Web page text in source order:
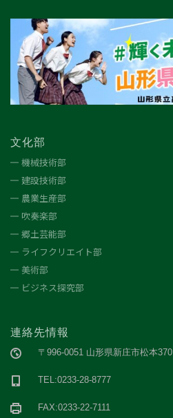
文化部
機械技術部
建設技術部
農業生産部
吹奏楽部
郷土芸能部
ライフクリエイト部
美術部
ビジネス探究部
連絡先情報
〒996-0051 山形県新庄市松本370
TEL:0233-28-8777
FAX:0233-22-7111